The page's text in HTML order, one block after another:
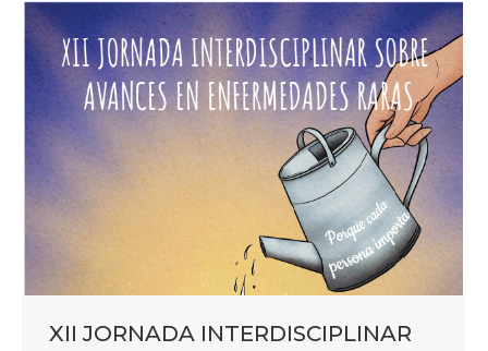
XII JORNADA INTERDISCIPLINAR